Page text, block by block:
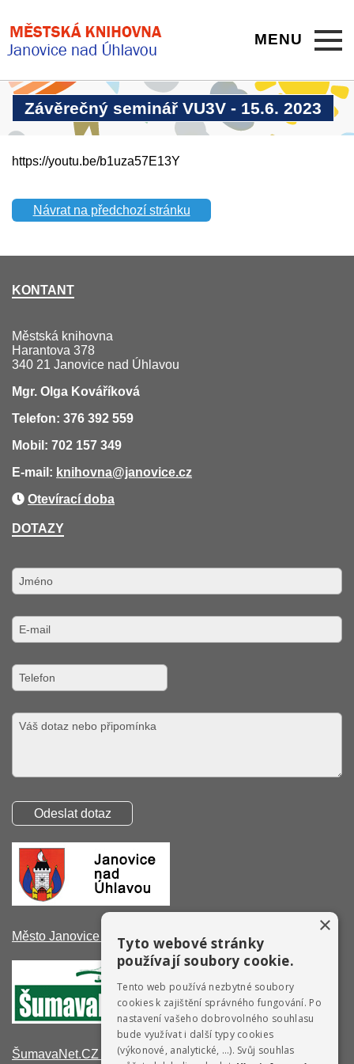
MENU
Závěrečný seminář VU3V - 15.6. 2023
https://youtu.be/b1uza57E13Y
Návrat na předchozí stránku
KONTANT
Městská knihovna
Harantova 378
340 21 Janovice nad Úhlavou
Mgr. Olga Kováříková
Telefon: 376 392 559
Mobil: 702 157 349
E-mail: knihovna@janovice.cz
Otevírací doba
DOTAZY
Město Janovice nad Úhlavou
ŠumavaNet.CZ - informace o regionu
×
Tyto webové stránky
používají soubory cookie.
Tento web používá nezbytné soubory
cookies k zajištění správného fungování. Po
nastavení vašeho dobrovolného souhlasu
bude využívat i další typy cookies
(výkonové, analytické, …). Svůj souhlas